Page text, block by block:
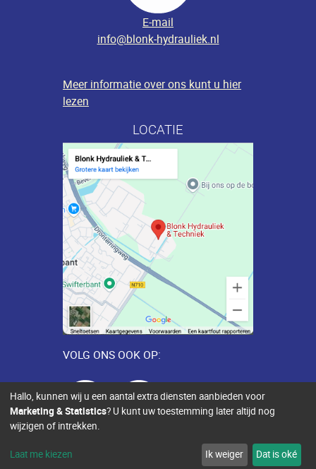
E-mail
info@blonk-hydrauliek.nl
Meer informatie over ons kunt u hier
lezen
LOCATIE
VOLG ONS OOK OP:
Sitemap Contact
Hallo, kunnen wij u een aantal extra diensten aanbieden voor
Marketing & Statistics? U kunt uw toestemming later altijd nog
wijzigen of intrekken.
Laat me kiezen Ik weiger Dat is oké